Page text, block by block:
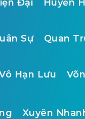
Đại Huyền
Sự Quan
Hạn Lưu
Xuyên